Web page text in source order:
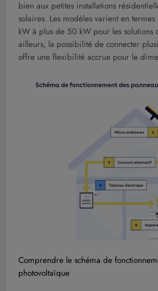
bien aux petites installations
solaires. Les modèles varient en
kW à plus de 50 kW pour les solutions
ailleurs, la possibilité de connecter
offre une flexibilité accrue pour le
Comprendre le schéma de
photovoltaïque